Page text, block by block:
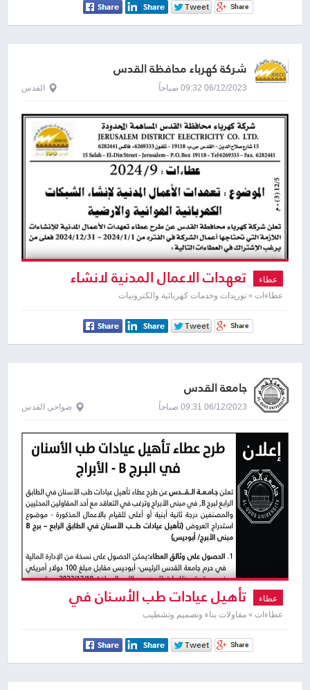
شركة كهرباء محافظة القدس
06/12/2023 09:32 صباحاً القدس
عطاء تعهدات الاعمال المدنية لانشاء
الشبكات الكهربائية
عطاءات » توريدات وخدمات كهربائية والكترونيات
جامعة القدس
06/12/2023 09:31 صباحاً ضواحي القدس
عطاء تأهيل عيادات طب الأسنان في
الطابق الرابع
عطاءات » مقاولات بناء وتصميم وتشطيب